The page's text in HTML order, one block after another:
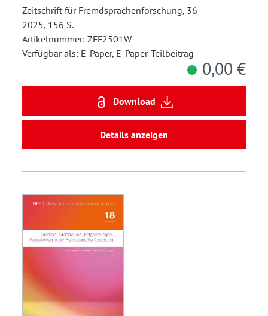
Zeitschrift für Fremdsprachenforschung, 36
2025, 156 S.
Artikelnummer: ZFF2501W
Verfügbar als: E-Paper, E-Paper-Teilbeitrag
0,00 €
Download
Details anzeigen